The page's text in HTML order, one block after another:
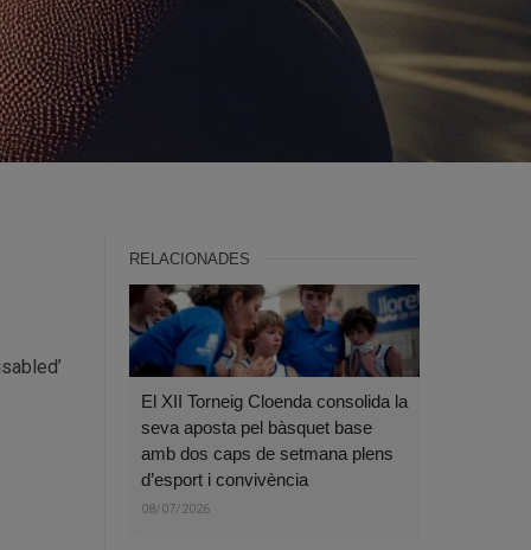
RELACIONADES
El XII Torneig Cloenda consolida la
seva aposta pel bàsquet base
amb dos caps de setmana plens
d’esport i convivència
08/07/2026